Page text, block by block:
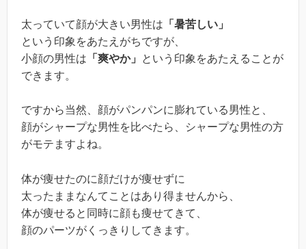
太っていて顔が大きい男性は 「暑苦しい」
という印象をあたえがちですが、
小顔の男性は 「爽やか」
という印象をあたえることが
できます。
ですから当然、顔がパンパンに膨れている男性と、
顔がシャープな男性を比べたら、シャープな男性の方
がモテますよね。
体が痩せたのに顔だけが痩せずに
太ったままなんてことはあり得ませんから、
体が痩せると同時に顔も痩せてきて、
顔のパーツがくっきりしてきます。